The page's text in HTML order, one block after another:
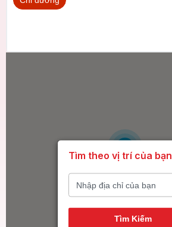
14
Tìm theo vị trí của bạn
Tìm Kiếm